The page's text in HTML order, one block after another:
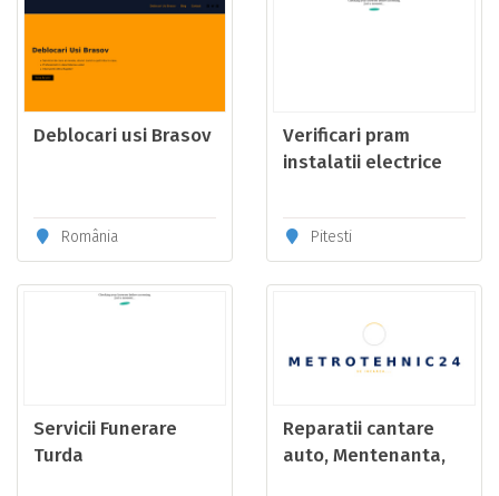
Deblocari usi Brasov
România
Verificari pram
instalatii electrice
Pitesti
Servicii Funerare
Turda
Reparatii cantare
auto, Mentenanta,